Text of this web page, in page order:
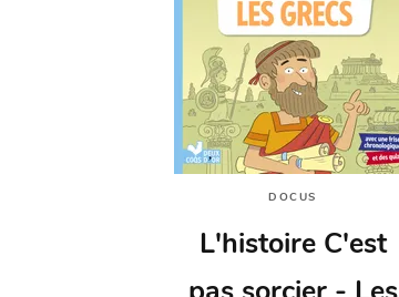
DOCUS
L'histoire C'est